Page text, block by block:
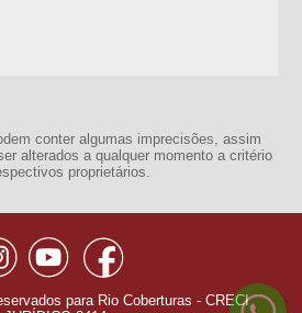
conter algumas imprecisões, assim
alterados a qualquer momento a critério
proprietários.
para Rio Coberturas - CRECI